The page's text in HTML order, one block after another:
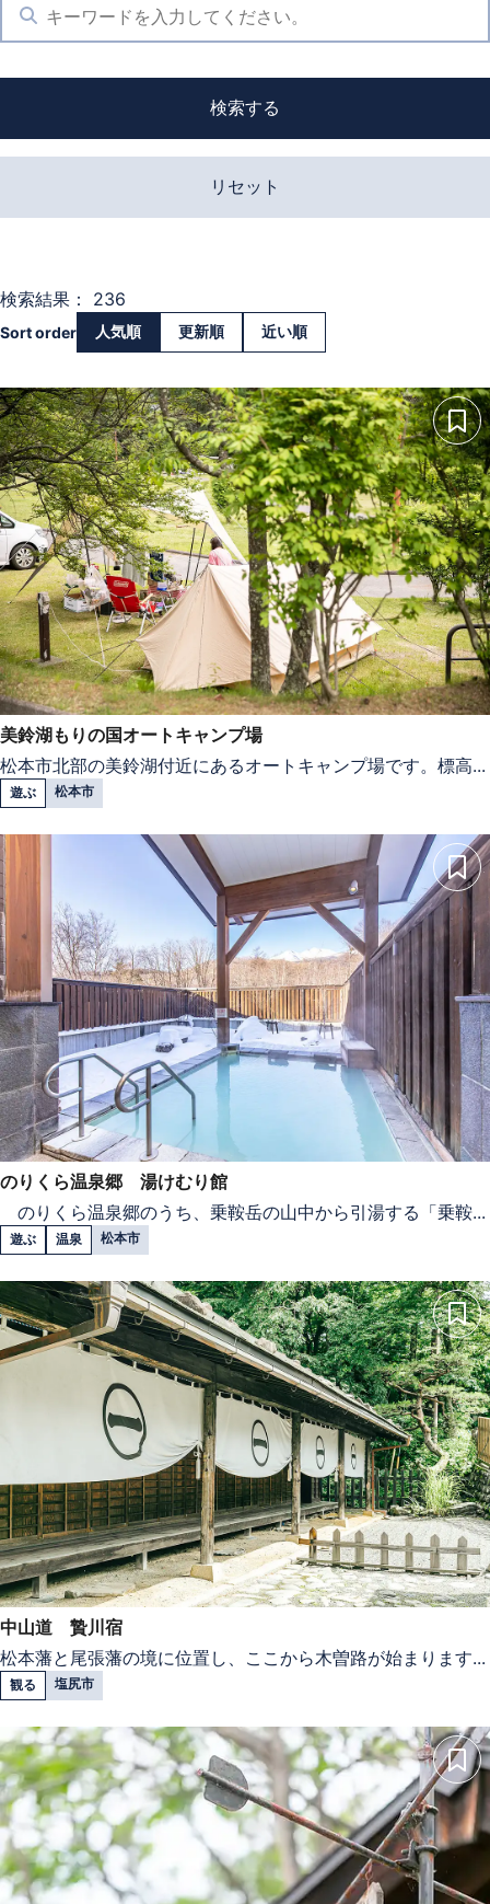
検索する
リセット
検索結果： 236
Sort order 人気順 更新順 近い順
美鈴湖もりの国オートキャンプ場
松本市北部の美鈴湖付近にあるオートキャンプ場です。標高...
遊ぶ 松本市
のりくら温泉郷 湯けむり館
のりくら温泉郷のうち、乗鞍岳の山中から引湯する「乗鞍...
遊ぶ 温泉 松本市
中山道 贄川宿
松本藩と尾張藩の境に位置し、ここから木曽路が始まります...
観る 塩尻市